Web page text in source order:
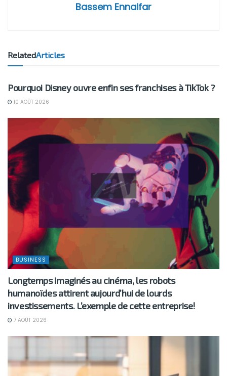
Bassem Ennaifar
RelatedArticles
BUSINESS
Pourquoi Disney ouvre enfin ses franchises à TikTok ?
10 AOÛT 2026
BUSINESS
Longtemps imaginés au cinéma, les robots
humanoïdes attirent aujourd’hui de lourds
investissements. L’exemple de cette entreprise!
7 AOÛT 2026